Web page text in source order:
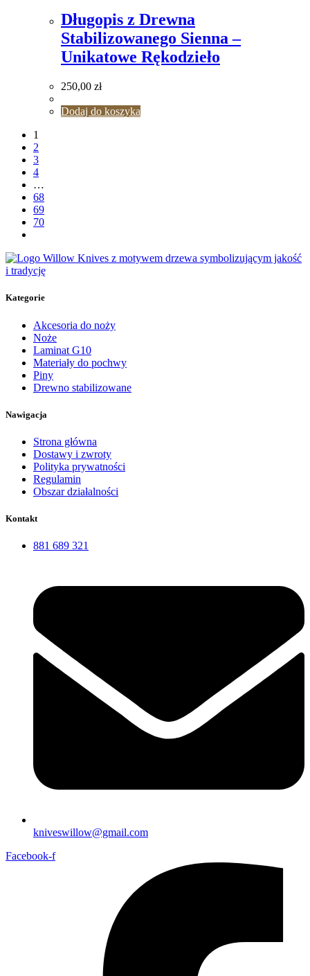
Długopis z Drewna
Stabilizowanego Sienna –
Unikatowe Rękodzieło
250,00 zł
Dodaj do koszyka
1
2
3
4
…
68
69
70
Kategorie
Akcesoria do noży
Noże
Laminat G10
Materiały do pochwy
Piny
Drewno stabilizowane
Nawigacja
Strona główna
Dostawy i zwroty
Polityka prywatności
Regulamin
Obszar działalności
Kontakt
881 689 321
kniveswillow@gmail.com
Facebook-f